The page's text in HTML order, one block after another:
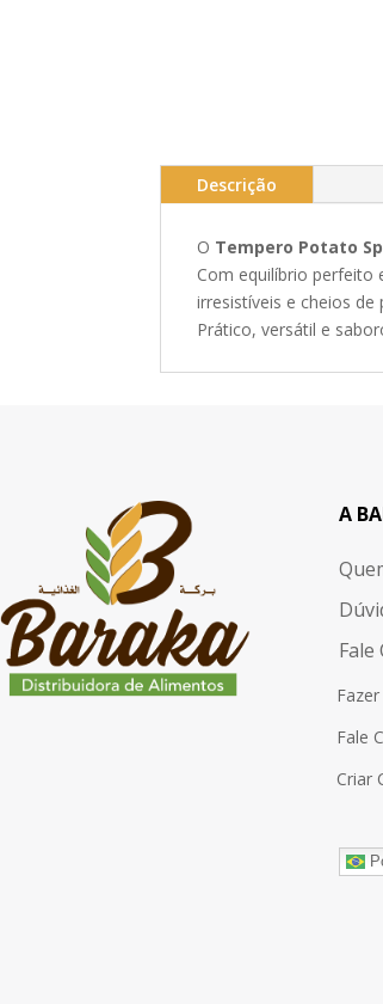
Descrição
O Tempero Potato
Com equilíbrio perfeito
irresistíveis e cheios de
Prático, versátil e
A
Fale
Fale
Criar